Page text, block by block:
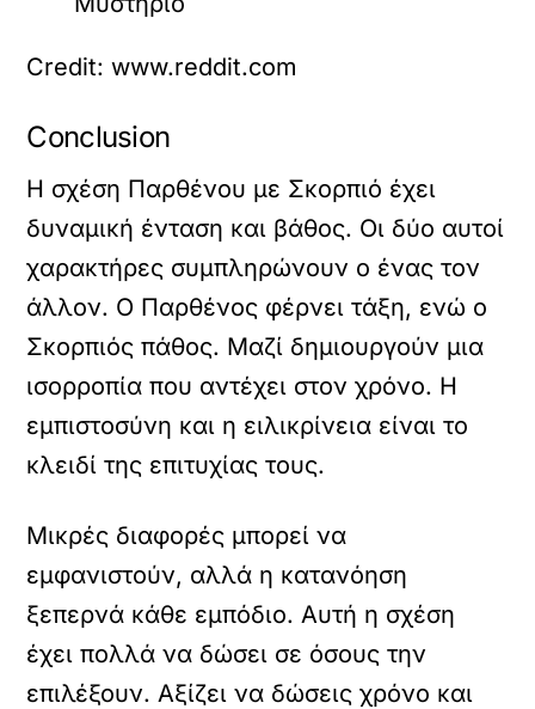
Credit: www.reddit.com
Conclusion
Η σχέση Παρθένου με Σκορπιό έχει
δυναμική ένταση και βάθος. Οι δύο αυτοί
χαρακτήρες συμπληρώνουν ο ένας τον
άλλον. Ο Παρθένος φέρνει τάξη, ενώ ο
Σκορπιός πάθος. Μαζί δημιουργούν μια
ισορροπία που αντέχει στον χρόνο. Η
εμπιστοσύνη και η ειλικρίνεια είναι το
κλειδί της επιτυχίας τους.
Μικρές διαφορές μπορεί να
εμφανιστούν, αλλά η κατανόηση
ξεπερνά κάθε εμπόδιο. Αυτή η σχέση
έχει πολλά να δώσει σε όσους την
επιλέξουν. Αξίζει να δώσεις χρόνο και